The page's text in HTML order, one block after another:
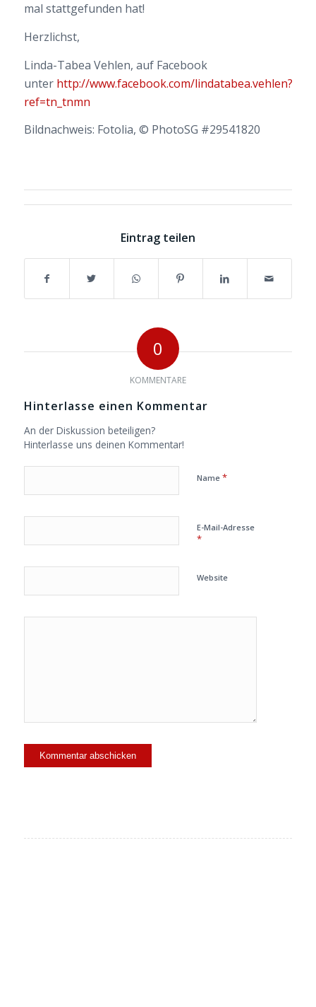
mal stattgefunden hat!
Herzlichst,
Linda-Tabea Vehlen, auf Facebook
unter http://www.facebook.com/lindatabea.vehlen?
ref=tn_tnmn
Bildnachweis: Fotolia, © PhotoSG #29541820
Eintrag teilen
0
KOMMENTARE
Hinterlasse einen Kommentar
An der Diskussion beteiligen?
Hinterlasse uns deinen Kommentar!
Name *
E-Mail-Adresse
*
Website